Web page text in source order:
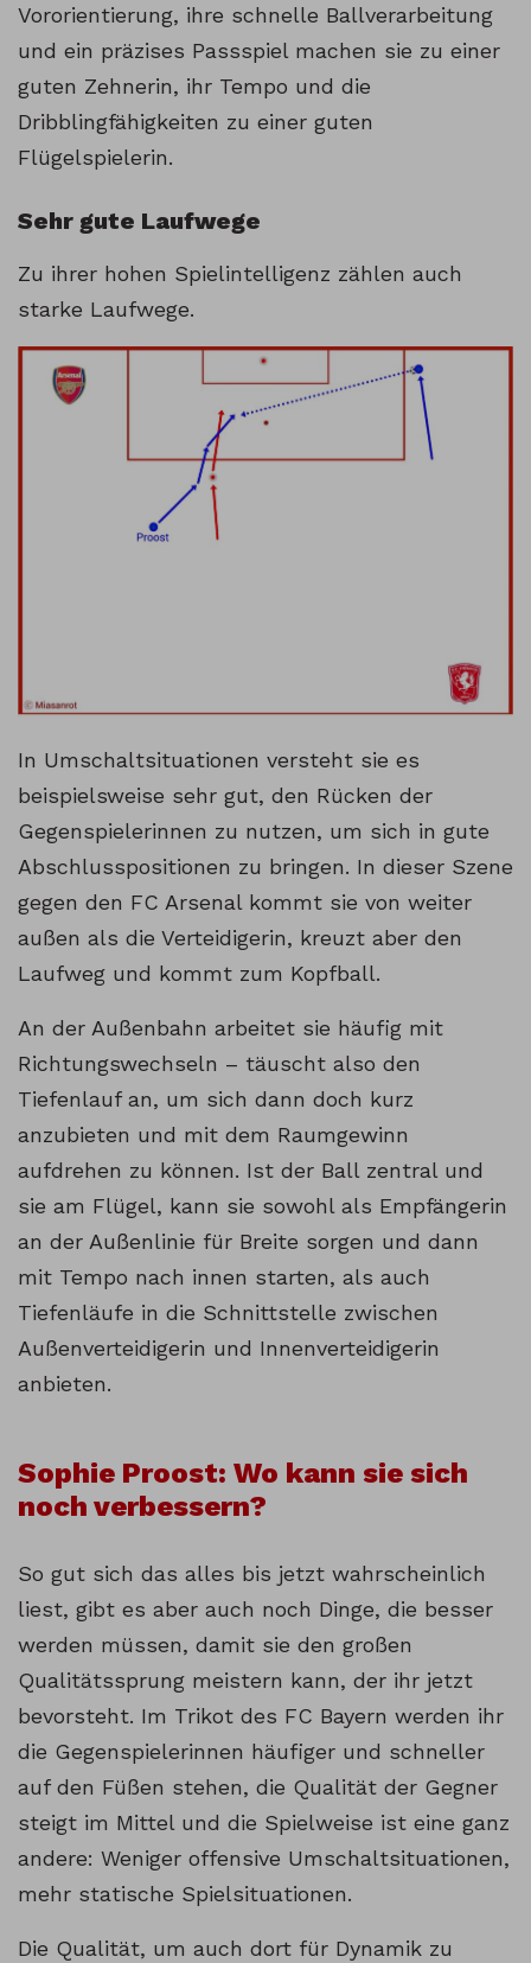
Vororientierung, ihre schnelle Ballverarbeitung
und ein präzises Passspiel machen sie zu einer
guten Zehnerin, ihr Tempo und die
Dribblingfähigkeiten zu einer guten
Flügelspielerin.
Sehr gute Laufwege
Zu ihrer hohen Spielintelligenz zählen auch
starke Laufwege.
In Umschaltsituationen versteht sie es
beispielsweise sehr gut, den Rücken der
Gegenspielerinnen zu nutzen, um sich in gute
Abschlusspositionen zu bringen. In dieser Szene
gegen den FC Arsenal kommt sie von weiter
außen als die Verteidigerin, kreuzt aber den
Laufweg und kommt zum Kopfball.
An der Außenbahn arbeitet sie häufig mit
Richtungswechseln – täuscht also den
Tiefenlauf an, um sich dann doch kurz
anzubieten und mit dem Raumgewinn
aufdrehen zu können. Ist der Ball zentral und
sie am Flügel, kann sie sowohl als Empfängerin
an der Außenlinie für Breite sorgen und dann
mit Tempo nach innen starten, als auch
Tiefenläufe in die Schnittstelle zwischen
Außenverteidigerin und Innenverteidigerin
anbieten.
Sophie Proost: Wo kann sie sich
noch verbessern?
So gut sich das alles bis jetzt wahrscheinlich
liest, gibt es aber auch noch Dinge, die besser
werden müssen, damit sie den großen
Qualitätssprung meistern kann, der ihr jetzt
bevorsteht. Im Trikot des FC Bayern werden ihr
die Gegenspielerinnen häufiger und schneller
auf den Füßen stehen, die Qualität der Gegner
steigt im Mittel und die Spielweise ist eine ganz
andere: Weniger offensive Umschaltsituationen,
mehr statische Spielsituationen.
Die Qualität, um auch dort für Dynamik zu